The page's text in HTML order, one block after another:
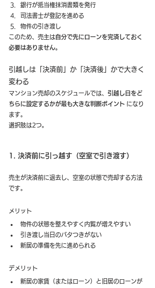
銀行が抵当権抹消書類を発行
司法書士が登記を進める
物件の引き渡し
このため、売主は自分で先にローンを完済しておく
必要はありません。
引越しは「決済前」か「決済後」かで大きく
変わる
マンション売却のスケジュールでは、 引越し日をど
ちらに設定するかが最も大きな判断ポイント になり
ます。
選択肢は2つ。
1. 決済前に引っ越す（空室で引き渡す）
売主が決済前に退去し、空室の状態で売却する方法
です。
メリット
物件の状態を整えやすく内覧が増えやすい
引き渡し当日のバタつきがない
新居の準備を先に進められる
デメリット
新居の家賃（またはローン）と旧居のローンが